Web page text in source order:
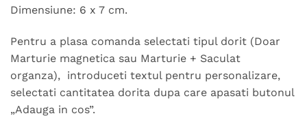
Dimensiune: 6 x 7 cm.
Pentru a plasa comanda selectati tipul dorit (Doar
Marturie magnetica sau Marturie + Saculat
organza), introduceti textul pentru personalizare,
selectati cantitatea dorita dupa care apasati butonul
„Adauga in cos”.